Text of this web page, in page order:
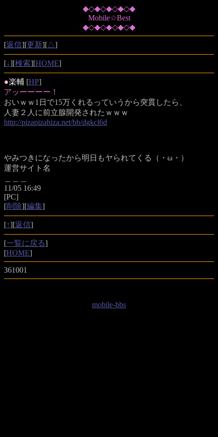
◆◇◆◇◆◇◆◇◆
Mobile☆Best
◆◇◆◇◆◇◆◇◆
[返信][更新][△]
[↓][検索][HOME]
●楽輔 [HP]
アッーーーー！
おいｗｗ1日で15万くれるっていうから突貫したら、
人妻２人に前立腺開発されたｗｗｗ
http://pizapizahiza.net/bb/dgkcl6d
やみつきになったから明日もヤられてくる（・ω・）
運営サイト名
11/05 16:49
[PC]
[削除][編集]
[↑][返信]
[一覧に戻る]
[HOME]
361001
mobile-bbs